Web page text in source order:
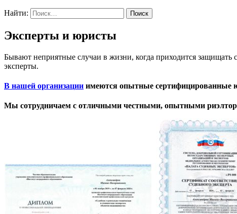
Найти:
Эксперты и юристы
Бывают неприятные случаи в жизни, когда приходится защищать
эксперты.
В нашей организации имеются опытные сертифицированные
Мы сотрудничаем с отличными честными, опытными